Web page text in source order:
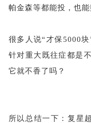
帕金森等都能投，也
很多人说“才保5000块
针对重大既往症都是
它就不香了吗？
所以总结一下：复星